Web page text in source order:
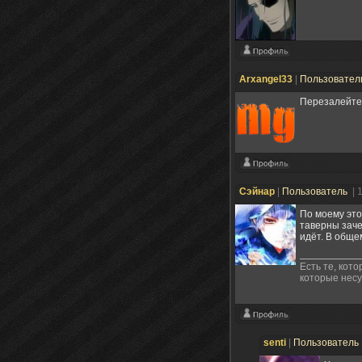
Arxangel33
Сэйнар Пользователь
|
По моему
таверны
идёт. В
Есть те,
которые
senti Пользователь